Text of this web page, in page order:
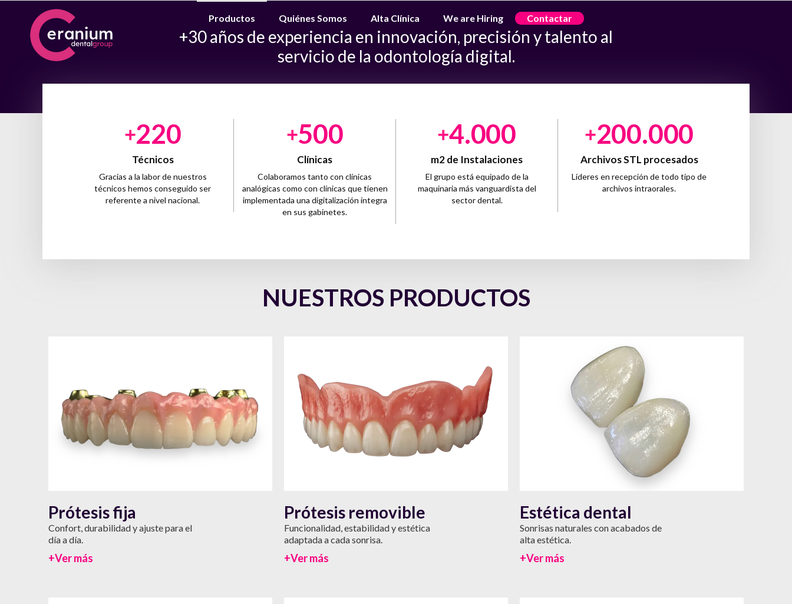
Productos Quiénes Somos Alta Clínica We are Hiring Contactar
+30 años de experiencia en innovación, precisión y talento al
servicio de la odontología digital.
220
Técnicos
Gracias a la labor de nuestros
técnicos hemos conseguido ser
referente a nivel nacional.
500
Clínicas
Colaboramos tanto con clínicas
analógicas como con clínicas que tienen
implementada una digitalización íntegra
en sus gabinetes.
4 000
m2 de Instalaciones
El grupo está equipado de la
maquinaria más vanguardista del
sector dental.
200 000
Archivos STL procesados
Líderes en recepción de todo tipo de
archivos intraorales.
NUESTROS PRODUCTOS
Prótesis fija
Confort, durabilidad y ajuste para el
día a día.
+Ver más
Prótesis removible
Funcionalidad, estabilidad y estética
adaptada a cada sonrisa.
+Ver más
Estética dental
Sonrisas naturales con acabados de
alta estética.
+Ver más